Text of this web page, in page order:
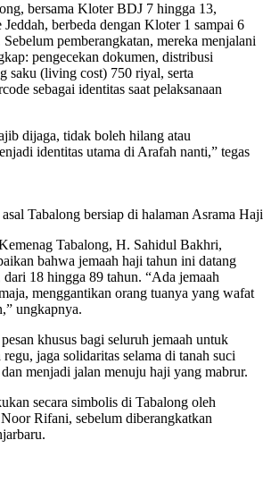
bersama Kloter BDJ 7 hingga 13,
berbeda dengan Kloter 1 sampai 6
pemberangkatan, mereka menjalani
pengecekan dokumen, distribusi
saku (living cost) 750 riyal, serta
sebagai identitas saat pelaksanaan
dijaga, tidak boleh hilang atau
identitas utama di Arafah nanti,” tegas
Tabalong bersiap di halaman Asrama
Tabalong, H. Sahidul Bakhri,
bahwa jemaah haji tahun ini datang
dari 18 hingga 89 tahun. “Ada jemaah
menggantikan orang tuanya yang wafat
ungkapnya.
khusus bagi seluruh jemaah untuk
jaga solidaritas selama di tanah suci
menjadi jalan menuju haji yang mabrur.
secara simbolis di Tabalong oleh
Rifani, sebelum diberangkatkan